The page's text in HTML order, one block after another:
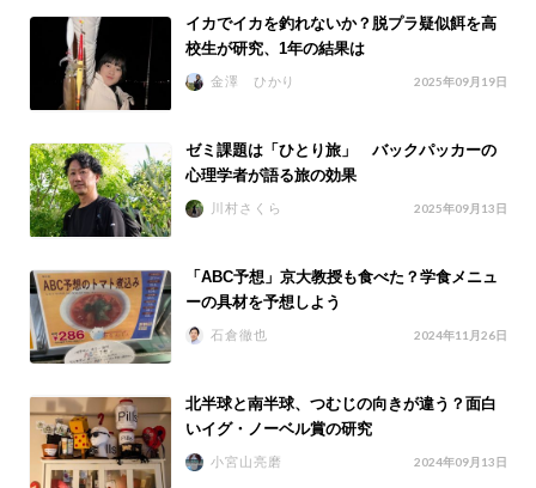
イカでイカを釣れないか？脱プラ疑似餌を高
校生が研究、1年の結果は
金澤 ひかり 2025年09月19日
ゼミ課題は「ひとり旅」 バックパッカーの
心理学者が語る旅の効果
川村さくら 2025年09月13日
「ABC予想」京大教授も食べた？学食メニュ
ーの具材を予想しよう
石倉徹也 2024年11月26日
北半球と南半球、つむじの向きが違う？面白
いイグ・ノーベル賞の研究
小宮山亮磨 2024年09月13日